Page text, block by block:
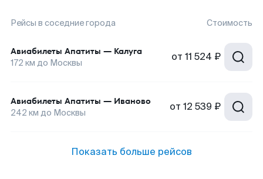
Рейсы в соседние города Стоимость
Авиабилеты Апатиты — Калуга
172 км до Москвы от 11 524 ₽
Авиабилеты Апатиты — Иваново
242 км до Москвы от 12 539 ₽
Показать больше рейсов